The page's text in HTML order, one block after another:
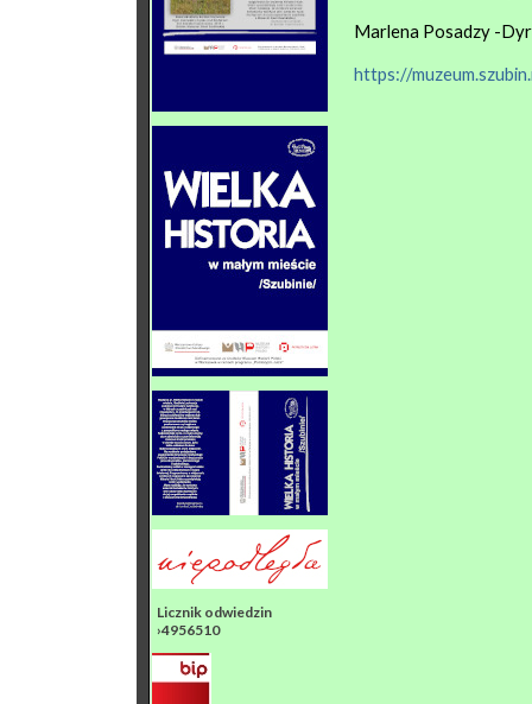
Licznik odwiedzin
›4956510
Marlena Posadzy -
https://